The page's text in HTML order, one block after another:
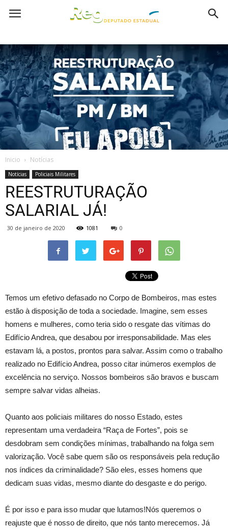
Inicio Notícias
Notícias Policiais Militares
REESTRUTURAÇÃO
SALARIAL JÁ!
30 de janeiro de 2020 1081 0
Temos um efetivo defasado no Corpo de Bombeiros, mas estes
estão à disposição de toda a sociedade. Imagine, sem esses
homens e mulheres, como teria sido o resgate das vítimas do
Edifício Andrea, que desabou por irresponsabilidade. Mas eles
estavam lá, a postos, prontos para salvar. Assim como o trabalho
realizado no Edifício Andrea, posso citar inúmeros exemplos de
excelência no serviço. Nossos bombeiros são bravos e buscam
sempre salvar vidas alheias.
Quanto aos policiais militares do nosso Estado, estes
representam uma verdadeira “Raça de Fortes”, pois se
desdobram sem condições mínimas, trabalhando na folga sem
valorização. Você sabe quem são os responsáveis pela redução
nos índices da criminalidade? São eles, esses homens que
dedicam suas vidas, mesmo diante do desgaste e do perigo.
É por isso e para isso mudar que lutamos!Nós queremos o
reajuste que é nosso de direito, que nós tanto merecemos. Já